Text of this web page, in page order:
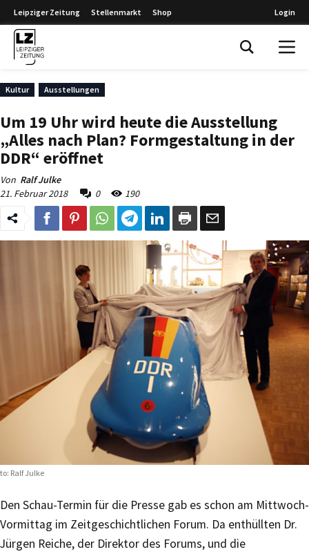
Leipziger Zeitung Stellenmarkt Shop Login
Kultur Ausstellungen
Um 19 Uhr wird heute die Ausstellung
„Alles nach Plan? Formgestaltung in der
DDR“ eröffnet
Von Ralf Julke
21. Februar 2018
0 190
Ralf Julke
Den Schau-Termin für die Presse gab es schon am Mittwoch-
Vormittag im Zeitgeschichtlichen Forum. Da enthüllten Dr.
Jürgen Reiche, der Direktor des Forums, und die